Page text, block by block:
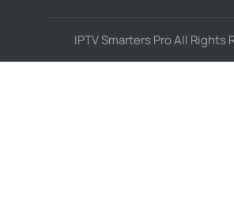
IPTV Smarters Pro All Rights